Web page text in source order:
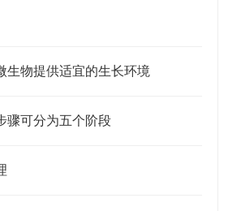
生物提供适宜的生长环境
骤可分为五个阶段